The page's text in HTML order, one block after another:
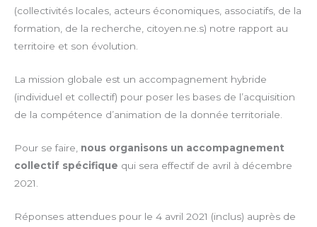
(collectivités locales, acteurs économiques, associatifs, de la
formation, de la recherche, citoyen.ne.s) notre rapport au
territoire et son évolution.
La mission globale est un accompagnement hybride
(individuel et collectif) pour poser les bases de l’acquisition
de la compétence d’animation de la donnée territoriale.
Pour se faire, nous organisons un accompagnement
collectif spécifique qui sera effectif de avril à décembre
2021.
Réponses attendues pour le 4 avril 2021 (inclus) auprès de